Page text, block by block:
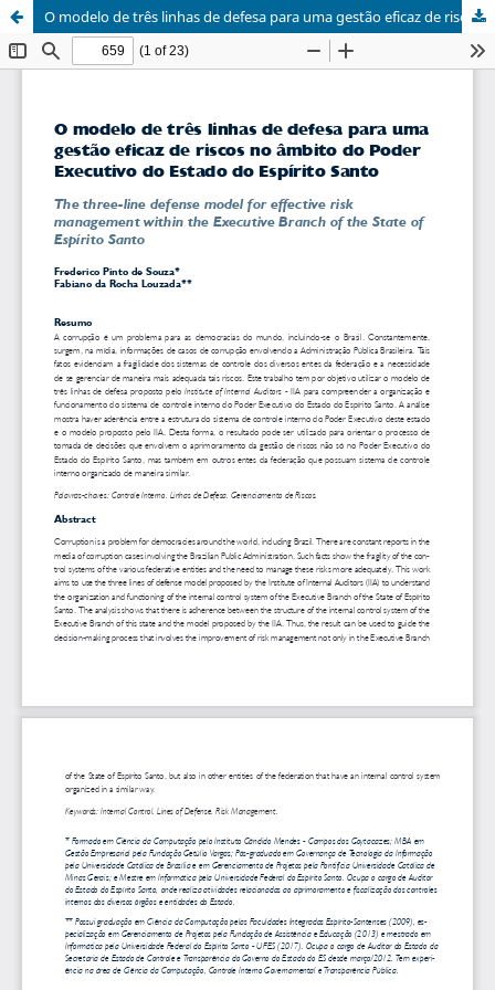
O modelo de três linhas de defesa para uma gestão eficaz de riscos no âmbito do Poder Executivo do Estado do Espírito Santo